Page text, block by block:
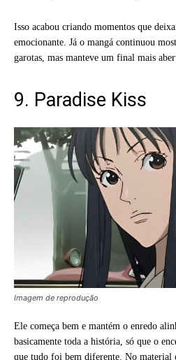
Isso acabou criando momentos que
emocionante. Já o mangá continuou
garotas, mas manteve um final mais
9. Paradise Kiss
Imagem de reprodução
Ele começa bem e mantém o enredo
basicamente toda a história, só que o
que tudo foi bem diferente. No material